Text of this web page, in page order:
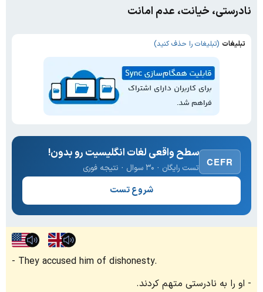
نادرستی، خیانت، عدم امانت
تبلیغات (تبلیغات را حذف کنید)
CEFR
سطح واقعی لغات انگلیسیت رو بدون!
تست رایگان · ۳۰ سوال · نتیجه فوری
شروع تست
They accused him of dishonesty.
او را به نادرستی متهم کردند.